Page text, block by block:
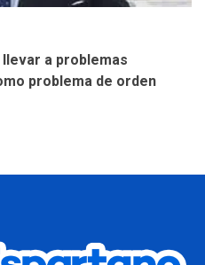
llevar a problemas
problema de orden